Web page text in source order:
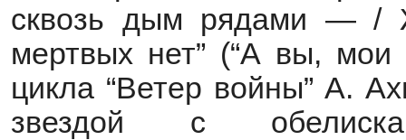
сквозь дым рядами — /
мертвых нет” (“А вы, мои
цикла “Ветер войны” А.
звездой с